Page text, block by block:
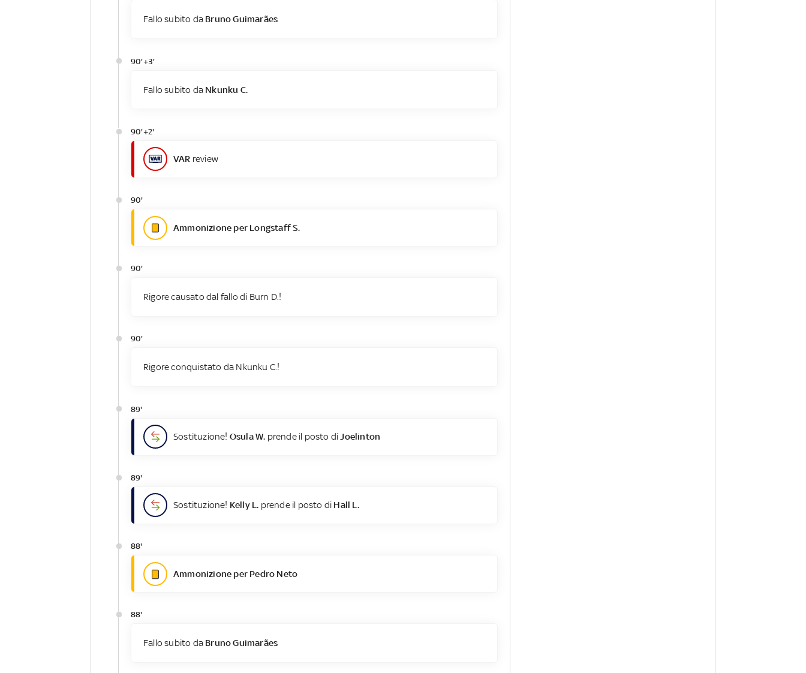
Fallo subito da Bruno Guimarães
90'+3'
Fallo subito da Nkunku C.
90'+2'
VAR review
90'
Ammonizione per Longstaff S.
90'
Rigore causato dal fallo di Burn D.!
90'
Rigore conquistato da Nkunku C.!
89'
Sostituzione! Osula W. prende il posto di Joelinton
89'
Sostituzione! Kelly L. prende il posto di Hall L.
88'
Ammonizione per Pedro Neto
88'
Fallo subito da Bruno Guimarães